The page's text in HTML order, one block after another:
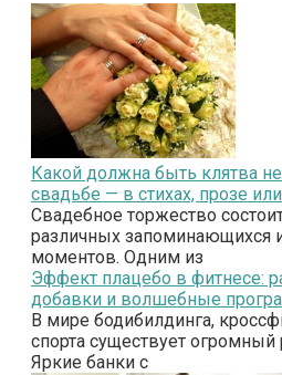
Какой должна быть клятва
свадьбе — в стихах, прозе
Свадебное торжество
различных запоминающихся
моментов. Одним из
Эффект плацебо в фитнесе:
добавки и волшебные
В мире бодибилдинга,
спорта существует
Яркие банки с